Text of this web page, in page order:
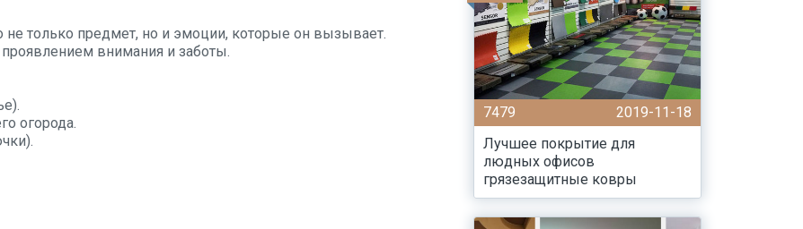
только предмет, но и эмоции, которые он вызывает.
внимания и заботы.
огорода.
7479
2019-11-18
Лучшее покрытие для
людных офисов
грязезащитные ковры